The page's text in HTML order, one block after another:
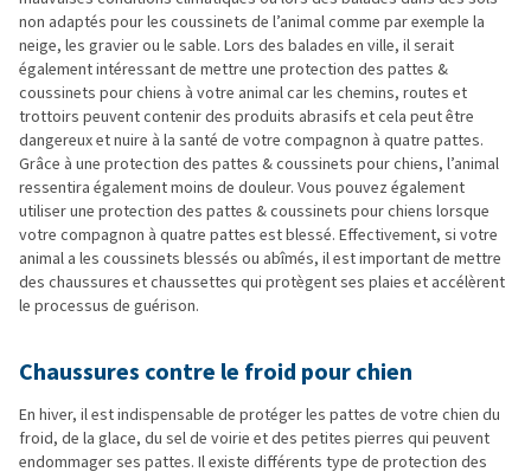
non adaptés pour les coussinets de l’animal comme par exemple la
neige, les gravier ou le sable. Lors des balades en ville, il serait
également intéressant de mettre une protection des pattes &
coussinets pour chiens à votre animal car les chemins, routes et
trottoirs peuvent contenir des produits abrasifs et cela peut être
dangereux et nuire à la santé de votre compagnon à quatre pattes.
Grâce à une protection des pattes & coussinets pour chiens, l’animal
ressentira également moins de douleur. Vous pouvez également
utiliser une protection des pattes & coussinets pour chiens lorsque
votre compagnon à quatre pattes est blessé. Effectivement, si votre
animal a les coussinets blessés ou abîmés, il est important de mettre
des chaussures et chaussettes qui protègent ses plaies et accélèrent
le processus de guérison.
Chaussures contre le froid pour chien
En hiver, il est indispensable de protéger les pattes de votre chien du
froid, de la glace, du sel de voirie et des petites pierres qui peuvent
endommager ses pattes. Il existe différents type de protection des